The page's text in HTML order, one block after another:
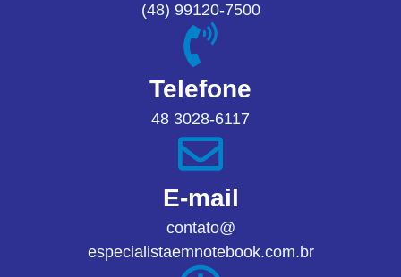
(48) 99120-7500
Telefone
48 3028-6117
E-mail
contato@
especialistaemnotebook.com.br